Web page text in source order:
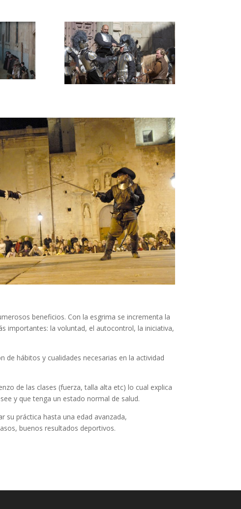
beneficios. Con la esgrima se incrementa la
importantes: la voluntad, el autocontrol, la iniciativa,
hábitos y cualidades necesarias en la actividad
de las clases (fuerza, talla alta etc) lo cual explica
y que tenga un estado normal de salud.
su práctica hasta una edad avanzada,
buenos resultados deportivos.